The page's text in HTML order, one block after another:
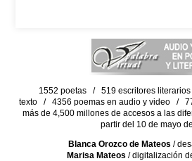
1552 poetas / 519 escritores
texto / 4356 poemas en audio y video /
más de 4,500 millones de accesos a las
partir del 10 de mayo
Blanca Orozco de Mateos /
Marisa Mateos / digitalización